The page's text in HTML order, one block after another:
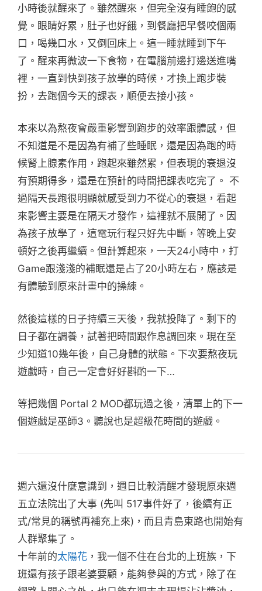
小時後就醒來了。雖然醒來，但完全沒有睡飽的感
覺。眼睛好累，肚子也好餓，到餐廳把早餐咬個兩
口，喝幾口水，又倒回床上。這一睡就睡到下午
了。醒來再微波一下食物，在電腦前邊打邊送進嘴
裡，一直到快到孩子放學的時候，才換上跑步裝
扮，去跑個今天的課表，順便去接小孩。
本來以為熬夜會嚴重影響到跑步的效率跟體感，但
不知道是不是因為有補了些睡眠，還是因為跑的時
候腎上腺素作用，跑起來雖然累，但表現的衰退沒
有預期得多，還是在預計的時間把課表吃完了。 不
過隔天長跑很明顯就感受到力不從心的衰退，看起
來影響主要是在隔天才發作，這裡就不展開了。因
為孩子放學了，這電玩行程只好先中斷，等晚上安
頓好之後再繼續。但計算起來，一天24小時中，打
Game跟淺淺的補眠還是占了20小時左右，應該是
有體驗到原來計畫中的操練。
然後這樣的日子持續三天後，我就投降了。剩下的
日子都在調養，試著把時間跟作息調回來。現在至
少知道10幾年後，自己身體的狀態。下次要熬夜玩
遊戲時，自己一定會好好斟酌一下…
等把幾個 Portal 2 MOD都玩過之後，清單上的下一
個遊戲是巫師3。聽說也是超級花時間的遊戲。
週六還沒什麼意識到，週日比較清醒才發現原來週
五立法院出了大事 (先叫 517事件好了，後續有正
式/常見的稱號再補充上來)，而且青島東路也開始有
人群聚集了。
十年前的太陽花 ，我一個不住在台北的上班族，下
班還有孩子跟老婆要顧，能夠參與的方式，除了在